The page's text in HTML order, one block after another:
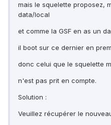
mais le squelette proposez,
data/local
et comme la GSF en as un
il boot sur ce dernier en
donc celui que le squelette
n'est pas prit en compte.
Solution :
Veuillez récupérer le